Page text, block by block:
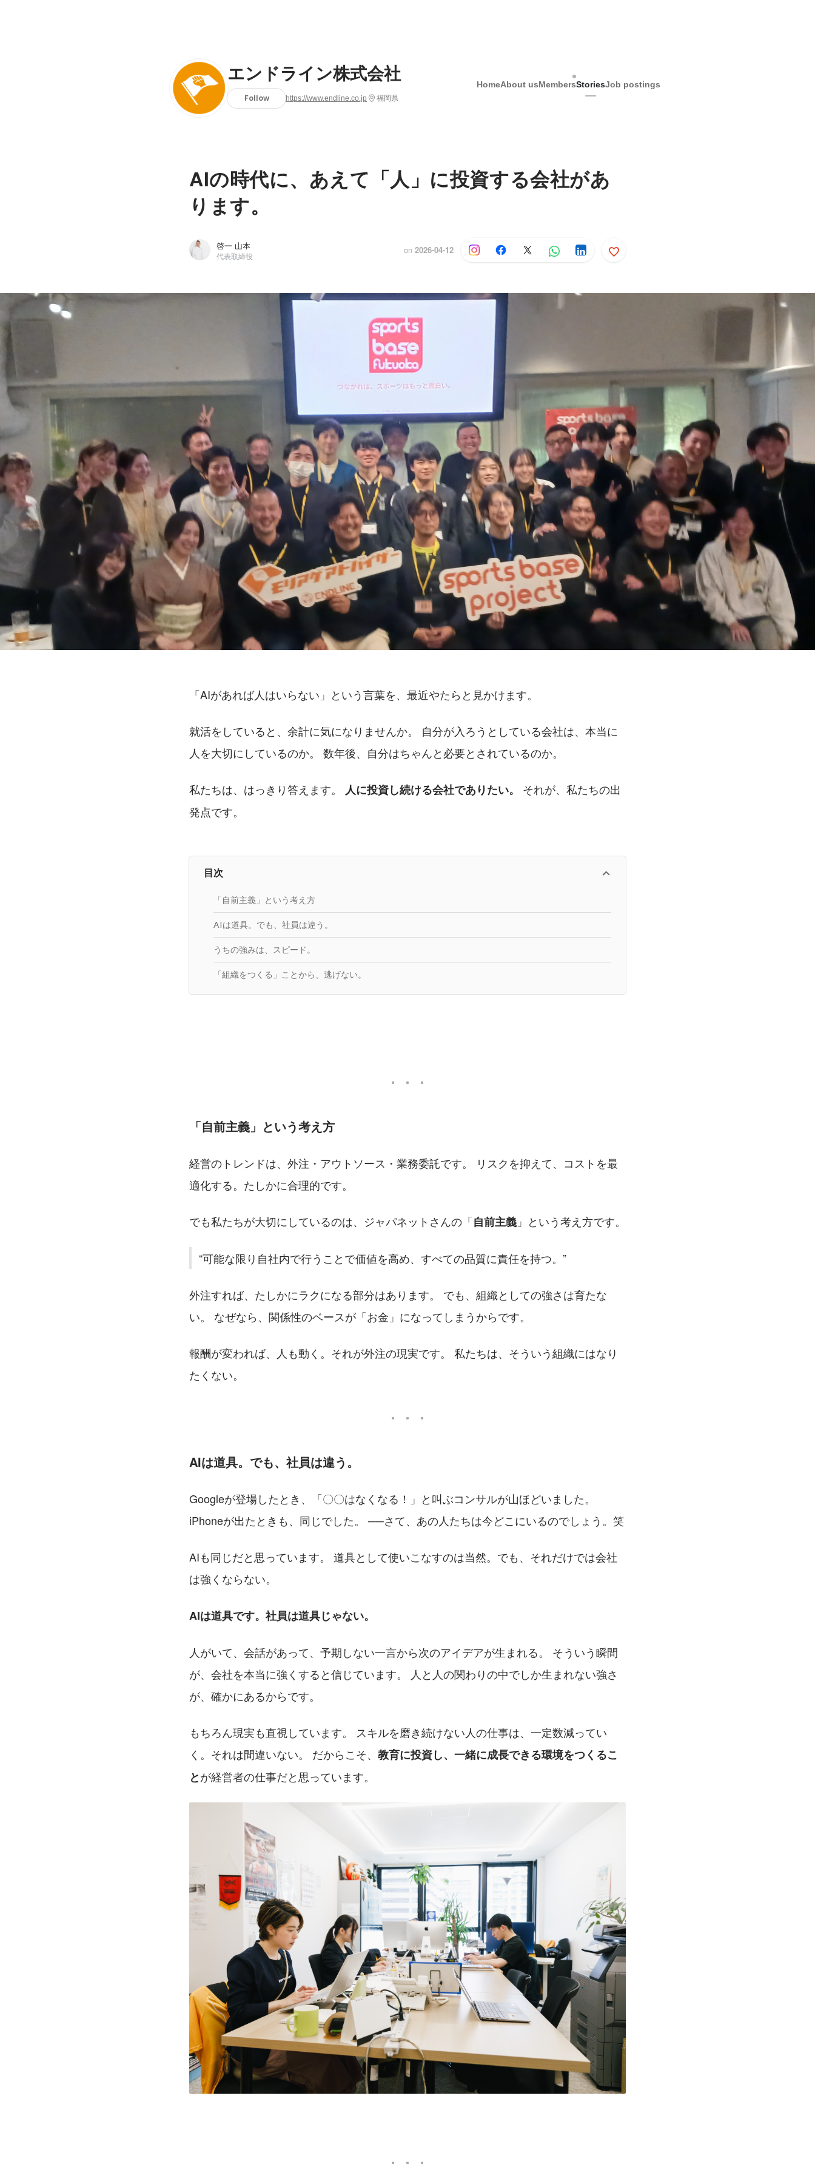
エンドライン株式会社
Follow https://www.endline.co.jp 福岡県
HomeAbout usMembersStoriesJob postings
AIの時代に、あえて「人」に投資する会社があ
ります。
啓一 山本
代表取締役
on 2026-04-12
「AIがあれば人はいらない」という言葉を、最近やたらと見かけます。
就活をしていると、余計に気になりませんか。 自分が入ろうとしている会社は、本当に
人を大切にしているのか。 数年後、自分はちゃんと必要とされているのか。
私たちは、はっきり答えます。 人に投資し続ける会社でありたい。
それが、私たちの出
発点です。
目次
「自前主義」という考え方
AIは道具。でも、社員は違う。
うちの強みは、スピード。
「組織をつくる」ことから、逃げない。
「自前主義」という考え方
経営のトレンドは、外注・アウトソース・業務委託です。 リスクを抑えて、コストを最
適化する。たしかに合理的です。
でも私たちが大切にしているのは、ジャパネットさんの「自前主義 」という考え方です。
可能な限り自社内で行うことで価値を高め、すべての品質に責任を持つ。
外注すれば、たしかにラクになる部分はあります。 でも、組織としての強さは育たな
い。 なぜなら、関係性のベースが「お金」になってしまうからです。
報酬が変われば、人も動く。それが外注の現実です。 私たちは、そういう組織にはなり
たくない。
AIは道具。でも、社員は違う。
Googleが登場したとき、「〇〇はなくなる！」と叫ぶコンサルが山ほどいました。
iPhoneが出たときも、同じでした。 ──さて、あの人たちは今どこにいるのでしょう。笑
AIも同じだと思っています。 道具として使いこなすのは当然。でも、それだけでは会社
は強くならない。
AIは道具です。社員は道具じゃない。
人がいて、会話があって、予期しない一言から次のアイデアが生まれる。 そういう瞬間
が、会社を本当に強くすると信じています。 人と人の関わりの中でしか生まれない強さ
が、確かにあるからです。
もちろん現実も直視しています。 スキルを磨き続けない人の仕事は、一定数減ってい
く。それは間違いない。 だからこそ、 教育に投資し、一緒に成長できる環境をつくるこ
とが経営者の仕事だと思っています。
啓一 山本